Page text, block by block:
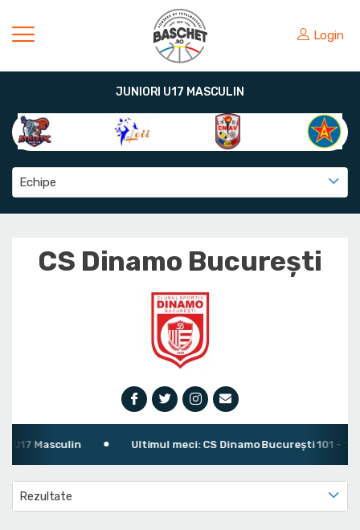
Login
JUNIORI U17 MASCULIN
Echipe
CS Dinamo Bucureşti
Masculin Ultimul meci: CS Dinamo Bucureşti 101 - 105
Rezultate